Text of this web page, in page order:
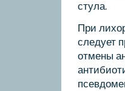
стула.
При
следует
отмены